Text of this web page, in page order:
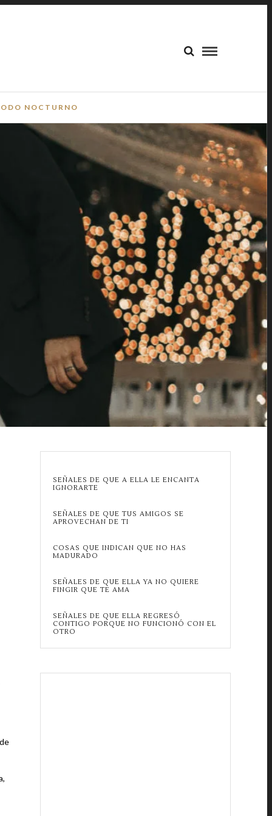
NOCTURNO
SEÑALES DE QUE A ELLA LE ENCANTA
IGNORARTE
SEÑALES DE QUE TUS AMIGOS SE
APROVECHAN DE TI
COSAS QUE INDICAN QUE NO HAS
MADURADO
SEÑALES DE QUE ELLA YA NO QUIERE
FINGIR QUE TE AMA
SEÑALES DE QUE ELLA REGRESÓ
CONTIGO PORQUE NO FUNCIONÓ CON EL
OTRO